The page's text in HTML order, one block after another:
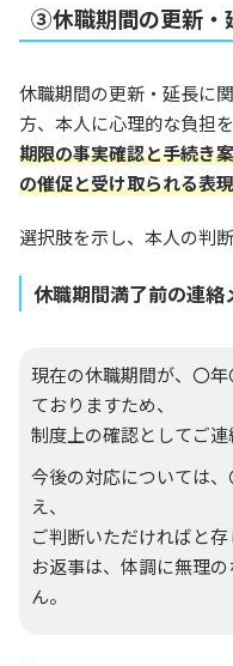
③休職期間の更新・
休職期間の更新・延長に
方、本人に心理的な負担
期限の事実確認と手続き
の催促と受け取られる表
選択肢を示し、本人の判
休職期間満了前の連絡
現在の休職期間が、〇
ておりますため、
制度上の確認としてご連
今後の対応については
え、
ご判断いただければと存
お返事は、体調に無理
ん。